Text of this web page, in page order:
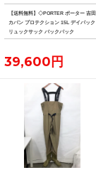
【送料無料】◇PORTER ポーター 吉田
カバン プロテクション 15L デイパック
リュックサック バックパック
39,600円